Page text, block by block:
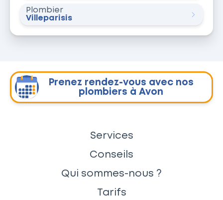
Plombier
Villeparisis
Prenez rendez-vous avec nos
plombiers à Avon
Services
Conseils
Qui sommes-nous ?
Tarifs